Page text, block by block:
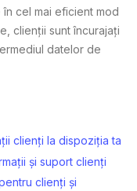
cel mai eficient mod
clienții sunt încurajați
datelor de
clienți la dispoziția ta
și suport clienți
clienți și